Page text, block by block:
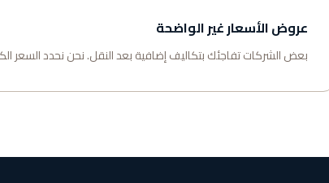
عروض الأسعار غير الواضحة
بعض الشركات تفاجئك بتكاليف إضافية بعد النقل. نحن نحدد السعر